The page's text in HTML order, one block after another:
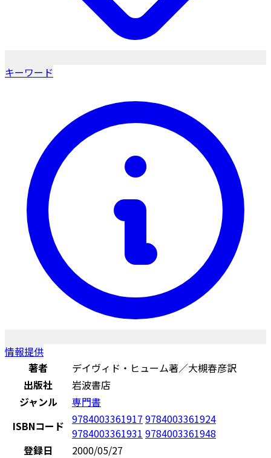
キーワード
情報提供
著者
デイヴィド・ヒューム著／大槻春彦訳
出版社
岩波書店
ジャンル
専門書
ISBNコード 9784003361917 9784003361924
9784003361931 9784003361948
登録日
2000/05/27